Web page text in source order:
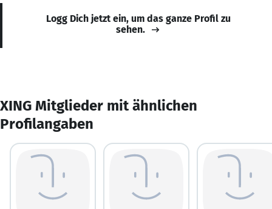
Logg Dich jetzt ein, um das ganze Profil zu
sehen.
XING Mitglieder mit ähnlichen
Profilangaben